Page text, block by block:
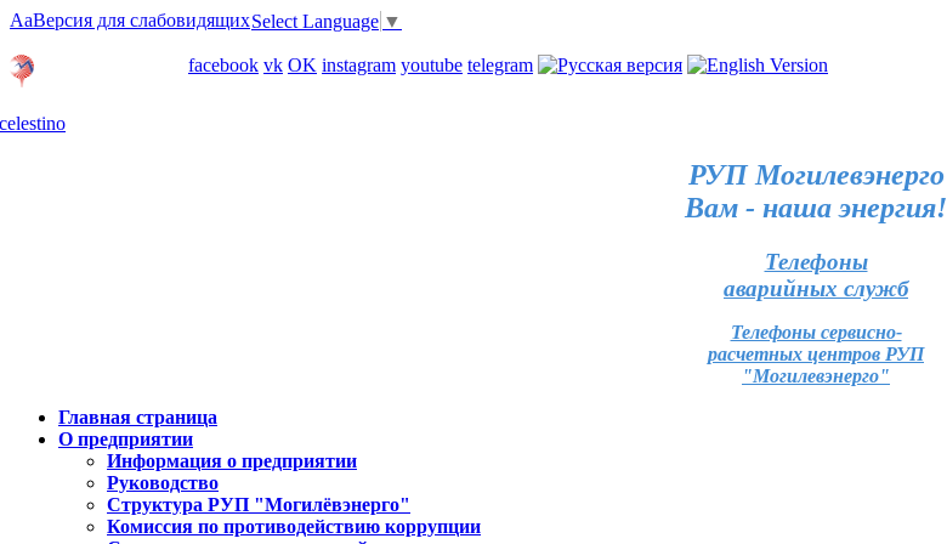
AaВерсия для слабовидящихSelect Language ▼
facebook vk OK instagram youtube telegram
РУП Могилевэнерго
Вам - наша энергия!
Телефоны
аварийных служб
Телефоны сервисно-
расчетных центров РУП
"Могилевэнерго"
Главная страница
О предприятии
Информация о предприятии
Руководство
Структура РУП "Могилёвэнерго"
Комиссия по противодействию коррупции